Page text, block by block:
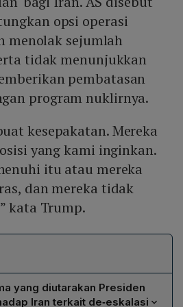
opsi operasi
menolak sejumlah
tidak menunjukkan
pembatasan
program nuklirnya.
kesepakatan. Mereka
yang kami inginkan.
itu atau mereka
dan mereka tidak
kata Trump.
yang diutarakan Presiden
Iran terkait de‑eskalasi